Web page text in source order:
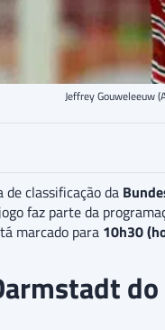
Jeffrey Gouweleeuw
classificação da
faz parte da
marcado para 10h30
do